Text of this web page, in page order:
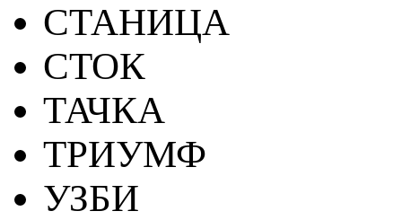
СТАНИЦА
СТОК
ТАЧКА
ТРИУМФ
УЗБИ